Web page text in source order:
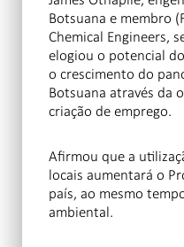
Botsuana e membro
Chemical Engineers,
elogiou o potencial
o crescimento do
Botsuana através da
criação de emprego.
Afirmou que a
locais aumentará o
país, ao mesmo
ambiental.